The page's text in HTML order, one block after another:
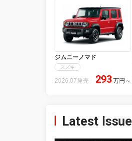
ジムニーノマド
スズキ
2026.07発売 293 万円 ～
Latest Issue